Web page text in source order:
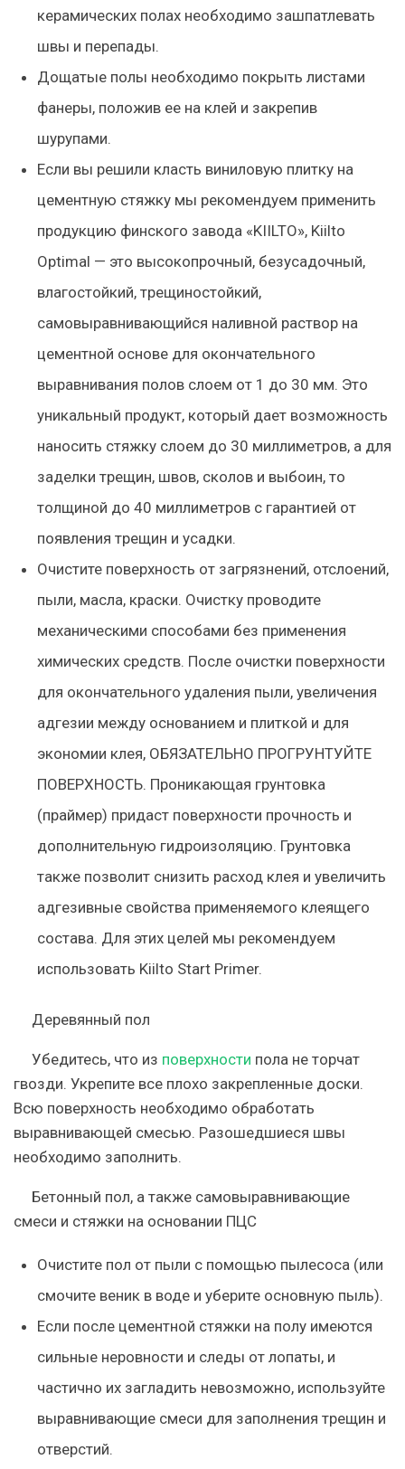
керамических полах необходимо зашпатлевать
швы и перепады.
Дощатые полы необходимо покрыть листами
фанеры, положив ее на клей и закрепив
шурупами.
Если вы решили класть виниловую плитку на
цементную стяжку мы рекомендуем применить
продукцию финского завода «KIILTO», Kiilto
Optimal — это высокопрочный, безусадочный,
влагостойкий, трещиностойкий,
самовыравнивающийся наливной раствор на
цементной основе для окончательного
выравнивания полов слоем от 1 до 30 мм. Это
уникальный продукт, который дает возможность
наносить стяжку слоем до 30 миллиметров, а для
заделки трещин, швов, сколов и выбоин, то
толщиной до 40 миллиметров с гарантией от
появления трещин и усадки.
Очистите поверхность от загрязнений, отслоений,
пыли, масла, краски. Очистку проводите
механическими способами без применения
химических средств. После очистки поверхности
для окончательного удаления пыли, увеличения
адгезии между основанием и плиткой и для
экономии клея, ОБЯЗАТЕЛЬНО ПРОГРУНТУЙТЕ
ПОВЕРХНОСТЬ. Проникающая грунтовка
(праймер) придаст поверхности прочность и
дополнительную гидроизоляцию. Грунтовка
также позволит снизить расход клея и увеличить
адгезивные свойства применяемого клеящего
состава. Для этих целей мы рекомендуем
использовать Kiilto Start Primer.
Деревянный пол
Убедитесь, что из поверхности пола не торчат
гвозди. Укрепите все плохо закрепленные доски.
Всю поверхность необходимо обработать
выравнивающей смесью. Разошедшиеся швы
необходимо заполнить.
Бетонный пол, а также самовыравнивающие
смеси и стяжки на основании ПЦС
Очистите пол от пыли с помощью пылесоса (или
смочите веник в воде и уберите основную пыль).
Если после цементной стяжки на полу имеются
сильные неровности и следы от лопаты, и
частично их загладить невозможно, используйте
выравнивающие смеси для заполнения трещин и
отверстий.